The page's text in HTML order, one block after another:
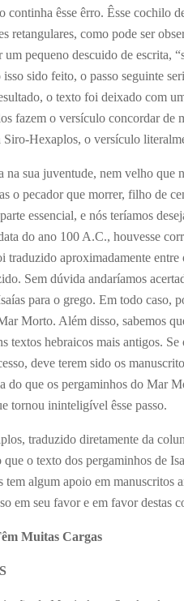
continha êsse êrro. Êsse cochilo
retangulares, como pode ser
pequeno descuido de escrita,
sido feito, o passo seguinte
o texto foi deixado com
fazem o versículo concordar de
Hexaplos, o versículo
na sua juventude, nem velho que
o pecador que morrer, filho de
essencial, e nós teríamos
do ano 100 A.C., houvesse
traduzido aproximadamente
Sem dúvida andaríamos
para o grego. Em todo caso,
Morto. Além disso, sabemos
textos hebraicos mais antigos.
deve terem sido os
do que os pergaminhos do Mar
tornou ininteligível êsse passo.
traduzido diretamente da
o texto dos pergaminhos de
tem algum apoio em manuscritos
em seu favor e em favor destas
Muitas Cargas